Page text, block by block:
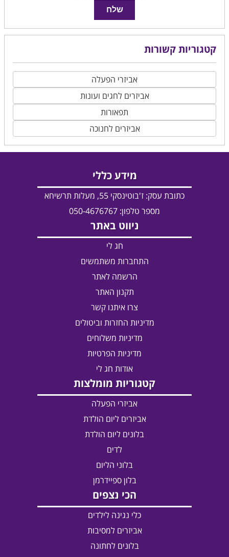
שלח
קטגוריות קשורות
אביזרי הפעלה
אביזרים לחגים ועונות
תפאורות
אביזרים לחנוכה
מידע כללי
כתובת עסק: ז'בוטינסקי 55, מעלות תרשיחא
מספר טלפון: 050-4676767
ניווט באתר
חג לי
התחברות משתמשים
הרשמה לאתר
תקנון האתר
צרו איתנו קשר
מדיניות החזרות וביטולים
מדיניות משלוחים
מדיניות הפרטיות
אודות חג לי
קטגוריות מומלצות
אביזרי הפעלה
אביזרים ליום הולדת
בלונים ליום הולדת
לדים
בלוני הליום
בלון ספיידרמן
הכי נצפים
כלי נגינה לילדים
אביזרים למסיבות
בלונים לחתונה